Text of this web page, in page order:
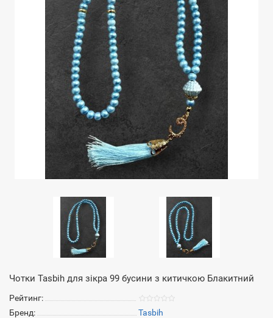
Чотки Tasbih для зікра 99 бусини з китичкою Блакитний
Рейтинг:
Бренд:
Tasbih